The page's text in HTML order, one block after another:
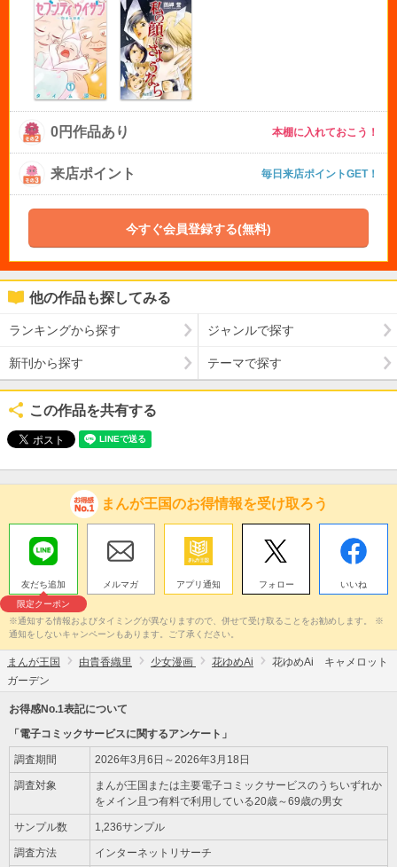
0円作品あり 本棚に入れておこう！
来店ポイント 毎日来店ポイントGET！
今すぐ会員登録する(無料)
他の作品も探してみる
ランキングから探す ジャンルで探す
新刊から探す テーマで探す
この作品を共有する
まんが王国のお得情報を受け取ろう
友だち追加
限定クーポン
メルマガ アプリ通知 フォロー いいね
※通知する情報およびタイミングが異なりますので、併せて受け取ることをお勧めします。 ※
通知をしないキャンペーンもあります。ご了承ください。
まんが王国 由貴香織里 少女漫画 花ゆめAi
花ゆめAi キャメロット
ガーデン
お得感No.1表記について
「電子コミックサービスに関するアンケート」
調査期間 2026年3月6日～2026年3月18日
調査対象
まんが王国または主要電子コミックサービスのうちいずれか
をメイン且つ有料で利用している20歳～69歳の男女
サンプル数 1,236サンプル
調査方法 インターネットリサーチ